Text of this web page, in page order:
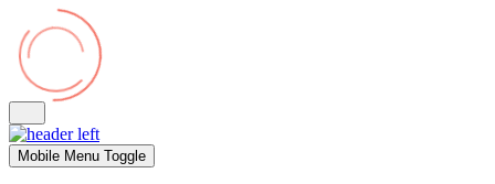
Mobile Menu Toggle